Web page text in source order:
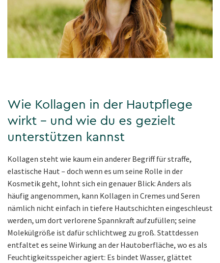
Wie Kollagen in der Hautpflege
wirkt – und wie du es gezielt
unterstützen kannst
Kollagen steht wie kaum ein anderer Begriff für straffe,
elastische Haut – doch wenn es um seine Rolle in der
Kosmetik geht, lohnt sich ein genauer Blick: Anders als
häufig angenommen, kann Kollagen in Cremes und Seren
nämlich nicht einfach in tiefere Hautschichten eingeschleust
werden, um dort verlorene Spannkraft aufzufüllen; seine
Molekülgröße ist dafür schlichtweg zu groß. Stattdessen
entfaltet es seine Wirkung an der Hautoberfläche, wo es als
Feuchtigkeitsspeicher agiert: Es bindet Wasser, glättet